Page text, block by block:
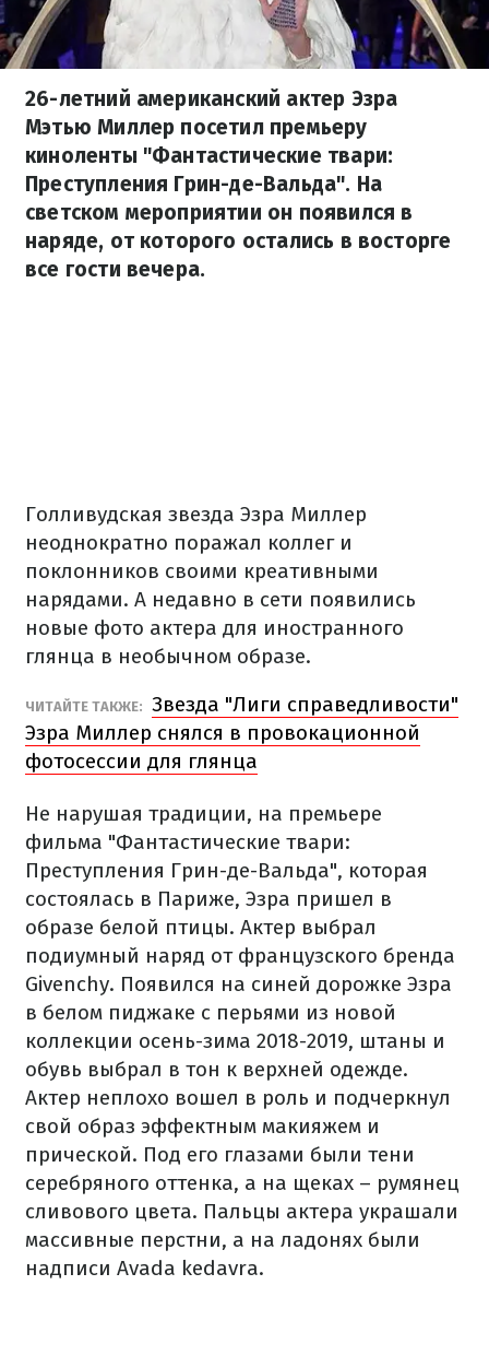
26-летний американский актер Эзра
Мэтью Миллер посетил премьеру
киноленты "Фантастические твари:
Преступления Грин-де-Вальда". На
светском мероприятии он появился в
наряде, от которого остались в восторге
все гости вечера.
Голливудская звезда Эзра Миллер
неоднократно поражал коллег и
поклонников своими креативными
нарядами. А недавно в сети появились
новые фото актера для иностранного
глянца в необычном образе.
ЧИТАЙТЕ ТАКЖЕ: Звезда "Лиги справедливости"
Эзра Миллер снялся в провокационной
фотосессии для глянца
Не нарушая традиции, на премьере
фильма "Фантастические твари:
Преступления Грин-де-Вальда", которая
состоялась в Париже, Эзра пришел в
образе белой птицы. Актер выбрал
подиумный наряд от французского бренда
Givenchy. Появился на синей дорожке Эзра
в белом пиджаке с перьями из новой
коллекции осень-зима 2018-2019, штаны и
обувь выбрал в тон к верхней одежде.
Актер неплохо вошел в роль и подчеркнул
свой образ эффектным макияжем и
прической. Под его глазами были тени
серебряного оттенка, а на щеках – румянец
сливового цвета. Пальцы актера украшали
массивные перстни, а на ладонях были
надписи Аvada kedavra.